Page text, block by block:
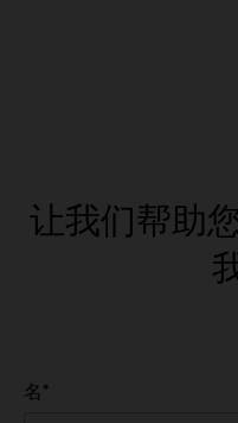
让我们帮助
名 *